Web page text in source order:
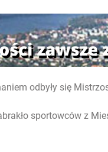
odbyły się
sportowców z